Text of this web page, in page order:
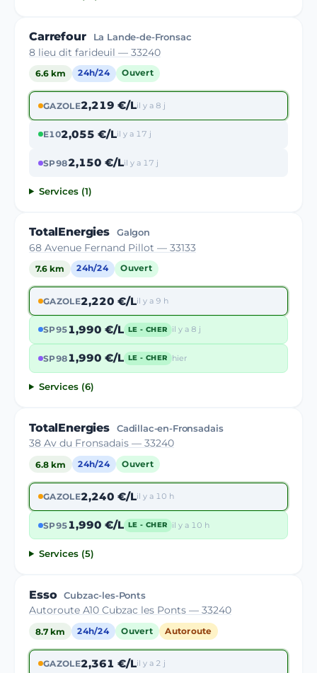
Carrefour La Lande-de-Fronsac
8 lieu dit farideuil — 33240
6.6 km 24h/24 Ouvert
GAZOLE2,219 €/Lil y a 8 j
E102,055 €/Lil y a 17 j
SP982,150 €/Lil y a 17 j
Services (1)
TotalEnergies Galgon
68 Avenue Fernand Pillot — 33133
7.6 km 24h/24 Ouvert
GAZOLE2,220 €/Lil y a 9 h
SP951,990 €/L LE - CHER il y a 8 j
SP981,990 €/L LE - CHER hier
Services (6)
TotalEnergies Cadillac-en-Fronsadais
38 Av du Fronsadais — 33240
6.8 km 24h/24 Ouvert
GAZOLE2,240 €/Lil y a 10 h
SP951,990 €/L LE - CHER il y a 10 h
Services (5)
Esso Cubzac-les-Ponts
Autoroute A10 Cubzac les Ponts — 33240
8.7 km 24h/24 Ouvert Autoroute
GAZOLE2,361 €/Lil y a 2 j